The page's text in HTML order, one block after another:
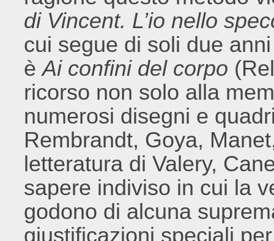
di Vincent. L’io nello
cui segue di soli due
èAi confini del corpo
ricorso non solo alla
numerosi disegni e
Rembrandt, Goya,
letteratura di Valery,
sapere indiviso in cui la
godono di alcuna
giustificazioni speciali